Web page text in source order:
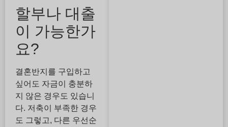
할부나 대출
이 가능한가
요?
결혼반지를 구입하고
싶어도 자금이 충분하
지 않은 경우도 있습니
다. 저축이 부족한 경우
도 그렇고, 다른 우선순